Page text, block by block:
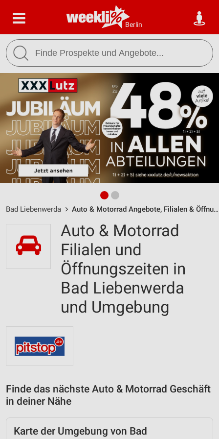
Berlin
Bad Liebenwerda Auto & Motorrad Angebote, Filialen & Öffnungszeiten
Auto & Motorrad
Filialen und
Öffnungszeiten in
Bad Liebenwerda
und Umgebung
Finde das nächste Auto & Motorrad Geschäft
in deiner Nähe
Karte der Umgebung von Bad